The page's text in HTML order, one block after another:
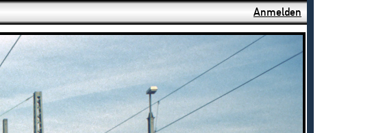
Anmelden